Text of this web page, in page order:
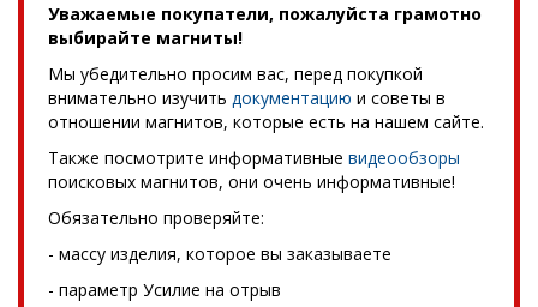
Уважаемые покупатели, пожалуйста грамотно
выбирайте магниты!
Мы убедительно просим вас, перед покупкой
внимательно изучить документацию и советы в
отношении магнитов, которые есть на нашем сайте.
Также посмотрите информативные видеообзоры
поисковых магнитов, они очень информативные!
Обязательно проверяйте:
- массу изделия, которое вы заказываете
- параметр Усилие на отрыв